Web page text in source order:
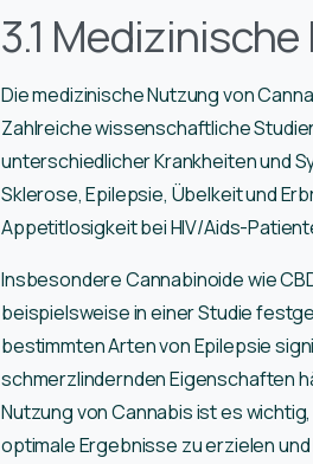
3.1
Die medizinische Nutzung von
Zahlreiche wissenschaftliche
unterschiedlicher Krankheiten und
Sklerose, Epilepsie, Übelkeit und
Appetitlosigkeit bei HIV/Aids-
Insbesondere Cannabinoide wie
beispielsweise in einer Studie
bestimmten Arten von Epilepsie
schmerzlindernden Eigenschaften
Nutzung von Cannabis ist es
optimale Ergebnisse zu erzielen